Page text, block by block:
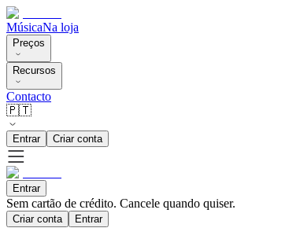
MúsicaNa loja
Preços
Recursos
Contacto
🇵🇹
Entrar Criar conta
Entrar
Sem cartão de crédito. Cancele quando quiser.
Criar conta Entrar